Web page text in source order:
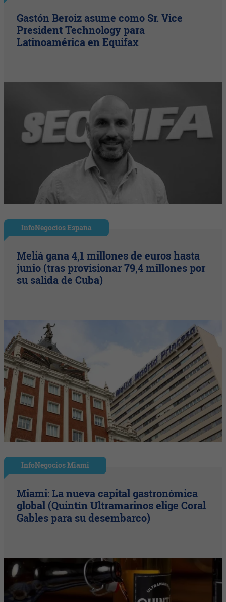
Gastón Beroiz asume como Sr. Vice
President Technology para
Latinoamérica en Equifax
InfoNegocios España
Meliá gana 4,1 millones de euros hasta
junio (tras provisionar 79,4 millones por
su salida de Cuba)
InfoNegocios Miami
Miami: La nueva capital gastronómica
global (Quintín Ultramarinos elige Coral
Gables para su desembarco)